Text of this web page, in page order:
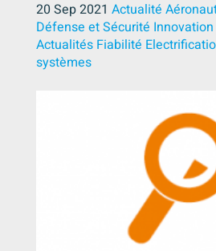
20 Sep 2021 Actualité
Défense et Sécurité
Actualités Fiabilité
systèmes